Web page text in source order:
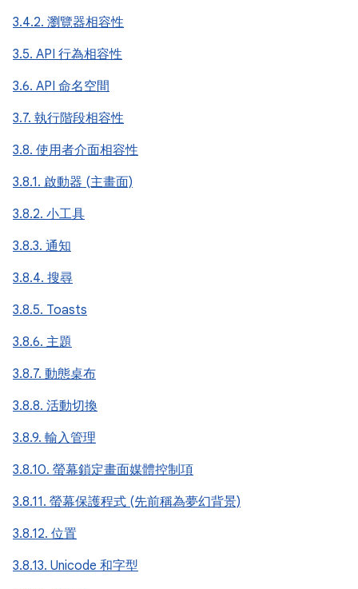
3.4.2. 瀏覽器相容性
3.5. API 行為相容性
3.6. API 命名空間
3.7. 執行階段相容性
3.8. 使用者介面相容性
3.8.1. 啟動器 (主畫面)
3.8.2. 小工具
3.8.3. 通知
3.8.4. 搜尋
3.8.5. Toasts
3.8.6. 主題
3.8.7. 動態桌布
3.8.8. 活動切換
3.8.9. 輸入管理
3.8.10. 螢幕鎖定畫面媒體控制項
3.8.11. 螢幕保護程式 (先前稱為夢幻背景)
3.8.12. 位置
3.8.13. Unicode 和字型